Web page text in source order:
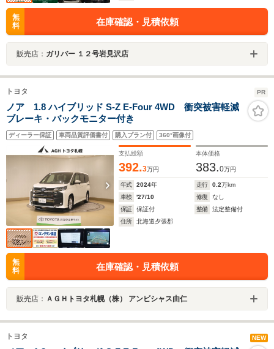
無
料
在庫確認・見積依頼
販売店： ガリバー １２号岩見沢店
トヨタ PR
ノア 1.8 ハイブリッド S-Z E-Four 4WD 衝突被害軽減
ブレーキ・バックモニター付き
ディーラー保証 車両品質評価書付 購入プラン付 360°画像付
支払総額
392.3万円
本体価格
383.0万円
年式 2024年 走行 0.2万km
車検
'27/10 修復
なし
保証
保証付 整備
法定整備付
住所
北海道夕張郡
無
料
在庫確認・見積依頼
販売店： ＡＧＨトヨタ札幌（株） アンビシャス由仁
トヨタ NEW